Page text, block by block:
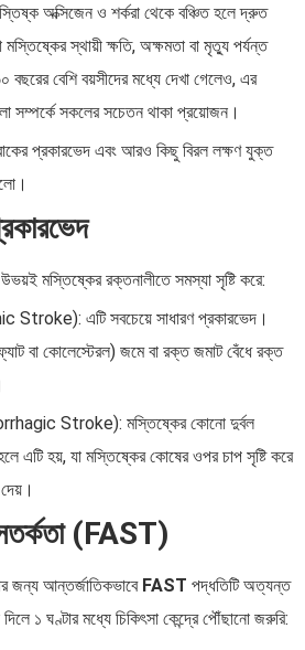
অক্সিজেন ও শর্করা থেকে বঞ্চিত হলে দ্রুত
স্থায়ী ক্ষতি, অক্ষমতা বা মৃত্যু পর্যন্ত
বেশি বয়সীদের মধ্যে দেখা গেলেও, এর
সম্পর্কে সকলের সচেতন থাকা প্রয়োজন।
প্রকারভেদ এবং আরও কিছু বিরল লক্ষণ যুক্ত
মস্তিষ্কের রক্তনালীতে সমস্যা সৃষ্টি করে:
Stroke): এটি সবচেয়ে সাধারণ প্রকারভেদ।
বা কোলেস্টেরল) জমে বা রক্ত জমাট বেঁধে রক্ত
Stroke): মস্তিষ্কের কোনো দুর্বল
এটি হয়, যা মস্তিষ্কের কোষের ওপর চাপ সৃষ্টি করে
(FAST)
জন্য আন্তর্জাতিকভাবে FAST পদ্ধতিটি অত্যন্ত
১ ঘণ্টার মধ্যে চিকিৎসা কেন্দ্রে পৌঁছানো জরুরি: